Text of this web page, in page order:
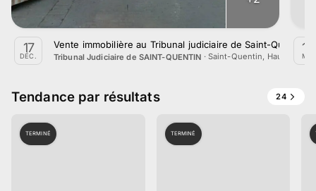
17
DÉC.
Vente immobilière au Tribunal judiciaire de Saint-Quentin
Tribunal Judiciaire de SAINT-QUENTIN · Saint-Quentin, Hauts-de-
18
MAI
Tendance par résultats 24
TERMINÉ TERMINÉ